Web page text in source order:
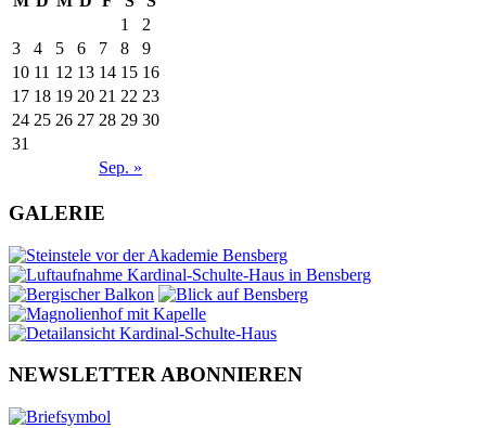
Sep. »
1
2
3
4 5 6 7 8
9
10 11 12 13 14 15 16
17 18 19 20 21 22 23
24 25 26 27 28 29 30
31
GALERIE
NEWSLETTER ABONNIEREN